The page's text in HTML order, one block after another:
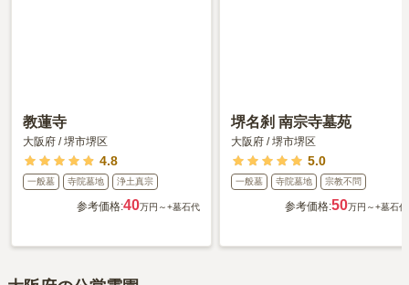
教蓮寺
大阪府 /堺市堺区
4.8
一般墓 寺院墓地 浄土真宗
参考価格:40万円～+墓石代
堺名刹 南宗寺墓苑
大阪府 /堺市堺区
5.0
一般墓 寺院墓地 宗教不問
参考価格:50万円～+墓石代